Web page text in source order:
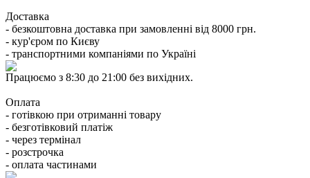
Доставка
- безкоштовна доставка при замовленні від 8000 грн.
- кур'єром по Києву
- транспортними компаніями по Україні
Працюємо з 8:30 до 21:00 без вихідних.
Оплата
- готівкою при отриманні товару
- безготівковий платіж
- через термінал
- розстрочка
- оплата частинами